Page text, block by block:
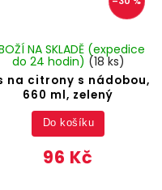
na citrony s nádobou,
660 ml, zelený
NA SKLADĚ (expedice
do 24 hodin) (18 ks)
96 Kč
Do košíku